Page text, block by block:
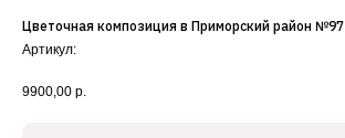
Цветочная композиция в Приморский район №97
Артикул:
9900,00 р.